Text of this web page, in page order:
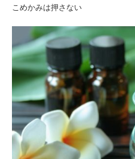
こめかみは押さない